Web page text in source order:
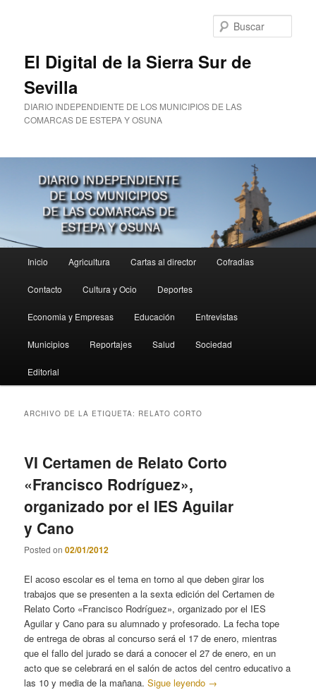
El Digital de la Sierra Sur de
Sevilla
DIARIO INDEPENDIENTE DE LOS MUNICIPIOS DE LAS
COMARCAS DE ESTEPA Y OSUNA
principal
Inicio Agricultura Cartas al director Cofradias
Contacto Cultura y Ocio Deportes
Economia y Empresas Educación Entrevistas
Municipios Reportajes Salud Sociedad
Editorial
ARCHIVO DE LA ETIQUETA: RELATO CORTO
VI Certamen de Relato Corto
«Francisco Rodríguez»,
organizado por el IES Aguilar
y Cano
Posted on02/01/2012
El acoso escolar es el tema en torno al que deben girar los
trabajos que se presenten a la sexta edición del Certamen de
Relato Corto «Francisco Rodríguez», organizado por el IES
Aguilar y Cano para su alumnado y profesorado. La fecha tope
de entrega de obras al concurso será el 17 de enero, mientras
que el fallo del jurado se dará a conocer el 27 de enero, en un
acto que se celebrará en el salón de actos del centro educativo a
las 10 y media de la mañana.Sigue leyendo →